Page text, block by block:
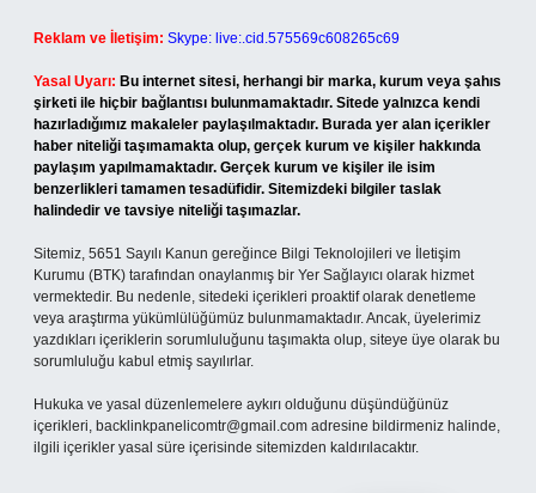
Reklam ve İletişim: Skype: live:.cid.575569c608265c69
Yasal Uyarı: Bu internet sitesi, herhangi bir marka, kurum veya şahıs
şirketi ile hiçbir bağlantısı bulunmamaktadır. Sitede yalnızca kendi
hazırladığımız makaleler paylaşılmaktadır. Burada yer alan içerikler
haber niteliği taşımamakta olup, gerçek kurum ve kişiler hakkında
paylaşım yapılmamaktadır. Gerçek kurum ve kişiler ile isim
benzerlikleri tamamen tesadüfidir. Sitemizdeki bilgiler taslak
halindedir ve tavsiye niteliği taşımazlar.
Sitemiz, 5651 Sayılı Kanun gereğince Bilgi Teknolojileri ve İletişim
Kurumu (BTK) tarafından onaylanmış bir Yer Sağlayıcı olarak hizmet
vermektedir. Bu nedenle, sitedeki içerikleri proaktif olarak denetleme
veya araştırma yükümlülüğümüz bulunmamaktadır. Ancak, üyelerimiz
yazdıkları içeriklerin sorumluluğunu taşımakta olup, siteye üye olarak bu
sorumluluğu kabul etmiş sayılırlar.
Hukuka ve yasal düzenlemelere aykırı olduğunu düşündüğünüz
içerikleri, backlinkpanelicomtr@gmail.com adresine bildirmeniz halinde,
ilgili içerikler yasal süre içerisinde sitemizden kaldırılacaktır.